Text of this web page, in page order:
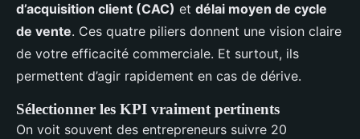
d’acquisition client (CAC) et délai moyen de cycle
de vente. Ces quatre piliers donnent une vision claire
de votre efficacité commerciale. Et surtout, ils
permettent d’agir rapidement en cas de dérive.
Sélectionner les KPI vraiment pertinents
On voit souvent des entrepreneurs suivre 20